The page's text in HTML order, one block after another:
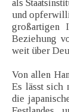
als
und
großartigen
Beziehung
weit über
Von allen
Es lässt sich
die